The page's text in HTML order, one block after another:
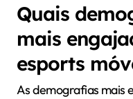
Quais
mais
esports
As demografias mais